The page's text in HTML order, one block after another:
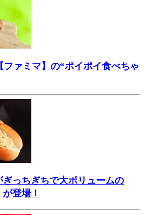
ファミマ】の“ポイポイ食べちゃ
ぎっちぎちで大ボリュームの
登場！